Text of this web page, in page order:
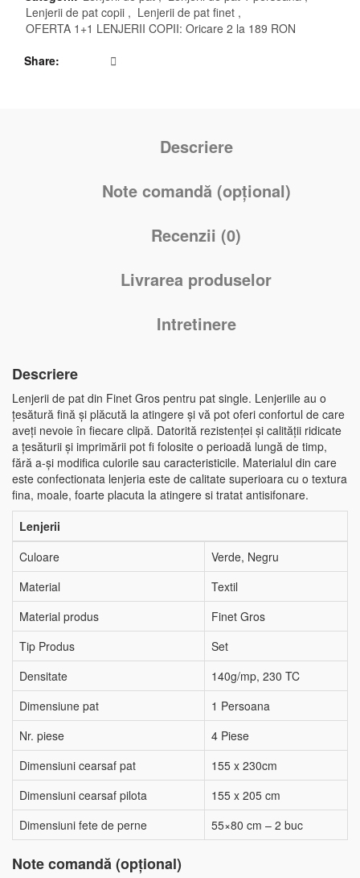
Lenjerii de pat copii , Lenjerii de pat finet ,
OFERTA 1+1 LENJERII COPII: Oricare 2 la 189 RON
Share
Descriere
Note comandă (opțional)
Recenzii (0)
Livrarea produselor
Intretinere
Descriere
Lenjerii de pat din Finet Gros pentru pat single. Lenjeriile au o
țesătură fină și plăcută la atingere și vă pot oferi confortul de care
aveți nevoie în fiecare clipă. Datorită rezistenței și calității ridicate
a țesăturii și imprimării pot fi folosite o perioadă lungă de timp,
fără a-și modifica culorile sau caracteristicile. Materialul din care
este confectionata lenjeria este de calitate superioara cu o textura
fina, moale, foarte placuta la atingere si tratat antisifonare.
Lenjerii
Culoare
Verde, Negru
Material
Textil
Material produs
Finet Gros
Tip Produs
Set
Densitate
140g/mp, 230 TC
Dimensiune pat
1 Persoana
Nr. piese
4 Piese
Dimensiuni cearsaf pat
155 x 230cm
Dimensiuni cearsaf pilota
155 x 205 cm
Dimensiuni fete de perne
55×80 cm – 2 buc
Note comandă (opțional)